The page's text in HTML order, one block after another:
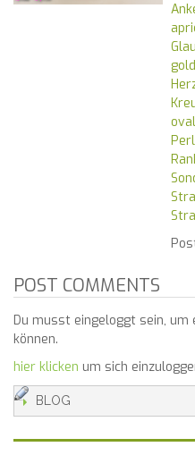
gold
POST COMMENTS
Du musst eingeloggt sein,
können.
hier klicken um sich
BLOG